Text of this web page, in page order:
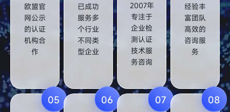
欧盟官
网公示
的认证
机构合
作
已成功
服务多
个行业
不同类
型企业
2007年
专注于
企业检
测认证
技术服
务咨询
经验丰
富团队
高效的
咨询服
务
05 06 07 08